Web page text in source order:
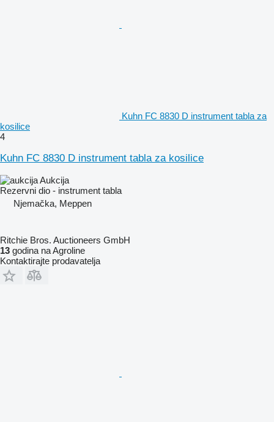
Kuhn FC 8830 D instrument tabla za
kosilice
4
Kuhn FC 8830 D instrument tabla za kosilice
Aukcija
Rezervni dio - instrument tabla
Njemačka, Meppen
Ritchie Bros. Auctioneers GmbH
13 godina na Agroline
Kontaktirajte prodavatelja